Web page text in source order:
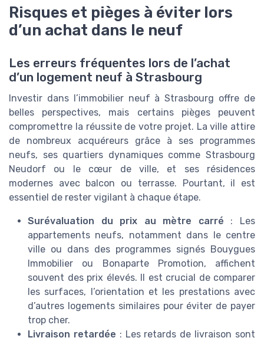
Risques et pièges à éviter lors
d’un achat dans le neuf
Les erreurs fréquentes lors de l’achat
d’un logement neuf à Strasbourg
Investir dans l’immobilier neuf à Strasbourg offre de
belles perspectives, mais certains pièges peuvent
compromettre la réussite de votre projet. La ville attire
de nombreux acquéreurs grâce à ses programmes
neufs, ses quartiers dynamiques comme Strasbourg
Neudorf ou le cœur de ville, et ses résidences
modernes avec balcon ou terrasse. Pourtant, il est
essentiel de rester vigilant à chaque étape.
Surévaluation du prix au mètre carré : Les
appartements neufs, notamment dans le centre
ville ou dans des programmes signés Bouygues
Immobilier ou Bonaparte Promotion, affichent
souvent des prix élevés. Il est crucial de comparer
les surfaces, l’orientation et les prestations avec
d’autres logements similaires pour éviter de payer
trop cher.
Livraison retardée : Les retards de livraison sont